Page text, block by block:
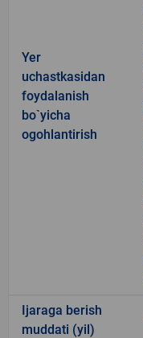
Yer
uchastkasidan
foydalanish
bo`yicha
ogohlantirish
Ijaraga berish
muddati (yil)